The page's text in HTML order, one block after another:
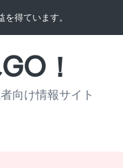
得ています。
！
向け情報サイト